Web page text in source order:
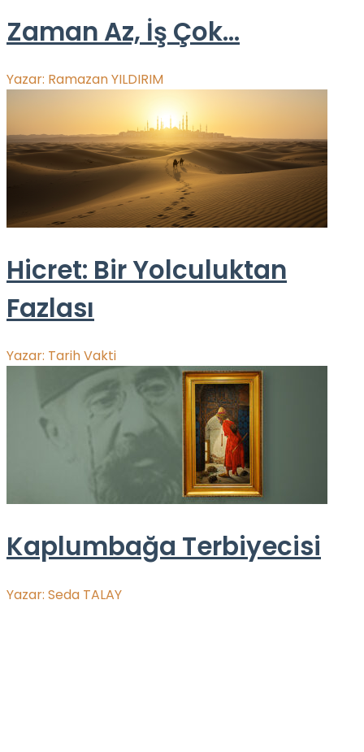
Zaman Az, İş Çok…
Yazar: Ramazan YILDIRIM
Hicret: Bir Yolculuktan
Fazlası
Yazar: Tarih Vakti
Kaplumbağa Terbiyecisi
Yazar: Seda TALAY